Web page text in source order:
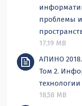
проблемы
17,19 MB
АПИНО
Том 2.
технологии
18,58 MB